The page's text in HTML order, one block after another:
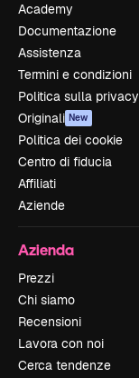
Academy
Documentazione
Assistenza
Termini e condizioni
Politica sulla privacy
Originali New
Politica dei cookie
Centro di fiducia
Affiliati
Aziende
Azienda
Prezzi
Chi siamo
Recensioni
Lavora con noi
Cerca tendenze